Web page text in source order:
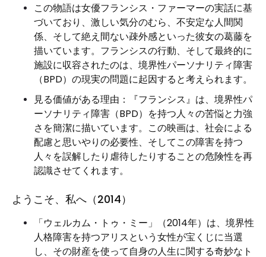
この物語は女優フランシス・ファーマーの実話に基
づいており、激しい気分のむら、不安定な人間関
係、そして絶え間ない疎外感といった彼女の葛藤を
描いています。フランシスの行動、そして最終的に
施設に収容されたのは、境界性パーソナリティ障害
（BPD）の現実の問題に起因すると考えられます。
見る価値がある理由：『フランシス』は、境界性パ
ーソナリティ障害（BPD）を持つ人々の苦悩と力強
さを簡潔に描いています。この映画は、社会による
配慮と思いやりの必要性、そしてこの障害を持つ
人々を誤解したり虐待したりすることの危険性を再
認識させてくれます。
ようこそ、私へ（2014）
「ウェルカム・トゥ・ミー」（2014年）は、境界性
人格障害を持つアリスという女性が宝くじに当選
し、その財産を使って自身の人生に関する奇妙なト